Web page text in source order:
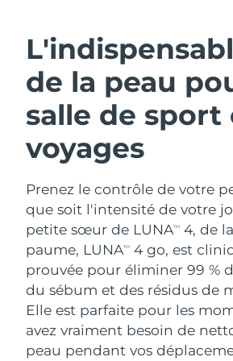
de la peau
salle de sport
voyages
Prenez le contrôle de votre
que soit l'intensité de votre
petite sœur de LUNATM
4, de
paume, LUNATM
4 go, est
prouvée pour éliminer 99 %
du sébum et des résidus de
Elle est parfaite pour les
avez vraiment besoin de
peau pendant vos
Nettoyage du visage
LUNA™ 4 coffret
Anti-aging massage
LUNA™ 4 Plus
Massage, LED heating
LUNA™ 4 Men
For men, anti-aging
BEAR™ 2 coffret
Microcurrent toning
BEAR™ 2 go
Microcurrent toning
BEAR™ 2 eyes &
Microcurrent line
Hydratation
UFO™ 3 coffret
Deep facial hydration
UFO™ 3 LED
Near-infrared and red
device
Soin
issa™ 4
Hybrid silicone sonic
issa™ 4 plus
Smart hybrid silicone
FAQ™ TRAITEMENT
Anti-âge
NEW
Bahreïn
Belgique
Bermudes
Brunei
Bulgarie
Canada
Chili